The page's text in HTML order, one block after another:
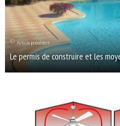
Article précédent
Le permis de construire et les